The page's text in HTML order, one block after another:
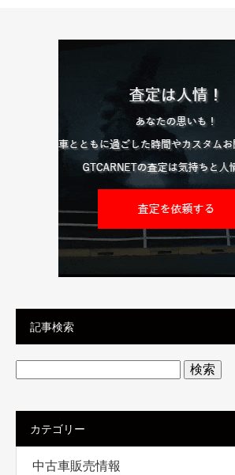
記事検索
検
索:
カテゴリー
中古車販売情報